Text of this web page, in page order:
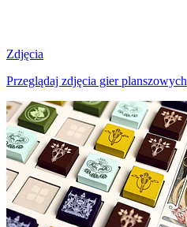
Zdjęcia
Przeglądaj zdjęcia gier planszowych